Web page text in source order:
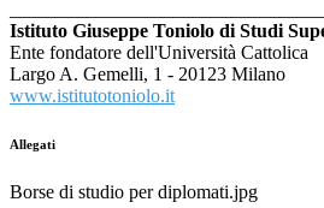
Istituto Giuseppe Toniolo di Studi
Ente fondatore dell'Università Cattolica
Largo A. Gemelli, 1 - 20123 Milano
www.istitutotoniolo.it
Allegati
Borse di studio per diplomati.jpg